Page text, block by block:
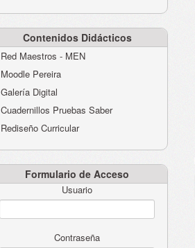
Contenidos Didácticos
Red Maestros - MEN
Moodle Pereira
Galería Digital
Cuadernillos Pruebas Saber
Rediseño Curricular
Formulario de Acceso
Usuario
Contraseña